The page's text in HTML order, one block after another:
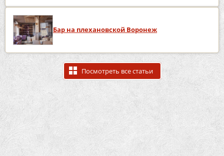
Бар на плехановской Воронеж
Посмотреть все статьи